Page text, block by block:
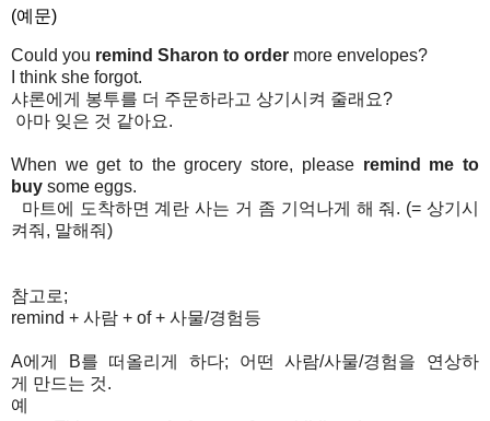
(예문)
Coul d you remind Sharon to order more envelopes?
I think she forgot.
샤론에게 봉투를 더 주문하라고 상기시켜 줄래요?
아마 잊은 것 같아요.
When we get to the grocery store, please remind me to
buy some eggs.
마트에
도착하면 계란 사는 거 좀 기억나게 해 줘 . (=상기시
켜줘 , 말해줘)
참고로;
remind + 사람 + of + 사물/경험등
A에게 B를 떠올리게 하다; 어떤 사람/사물/경험을
연상하
게 만드는 것.
예